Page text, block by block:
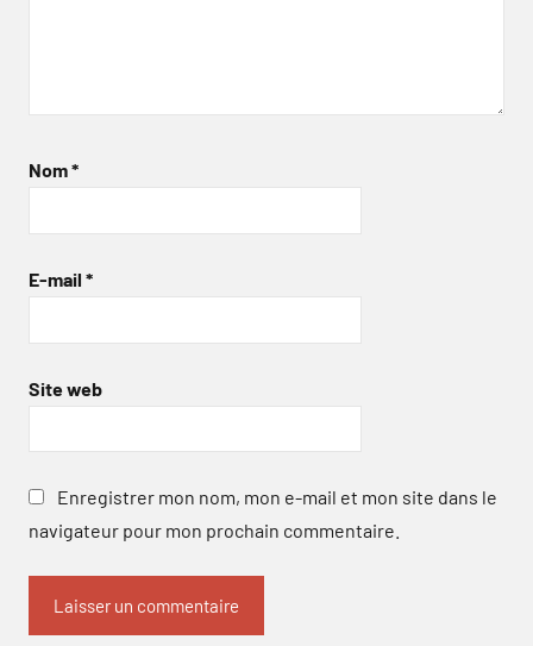
Nom*
E-mail *
Site web
Enregistrer mon nom, mon e-mail et mon site dans le
navigateur pour mon prochain commentaire.